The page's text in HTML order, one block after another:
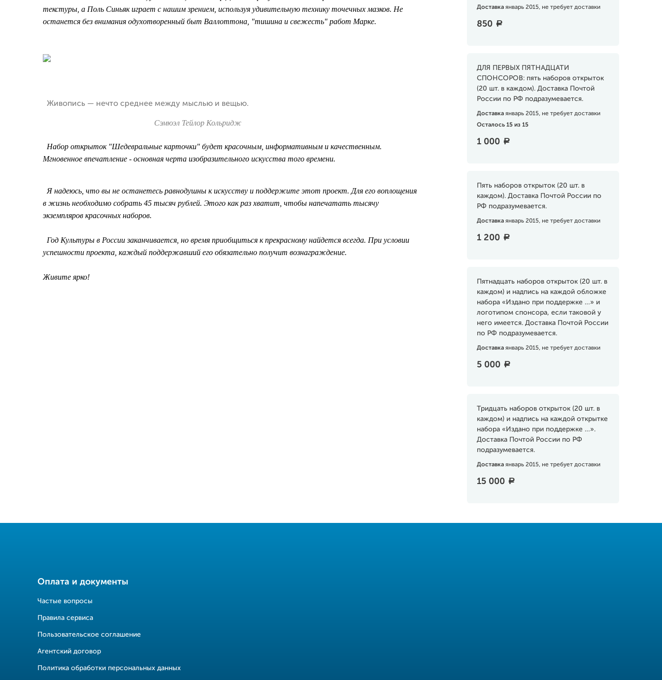
Доставка январь 2015, не требует доставки
850 a
ДЛЯ ПЕРВЫХ ПЯТНАДЦАТИ
СПОНСОРОВ: пять наборов открыток
(20 шт. в каждом). Доставка Почтой
России по РФ подразумевается.
Доставка январь 2015, не требует доставки
Осталось 15 из 15
1 000 a
Пять наборов открыток (20 шт. в
каждом). Доставка Почтой России по
РФ подразумевается.
Доставка январь 2015, не требует доставки
1 200 a
Пятнадцать наборов открыток (20 шт. в
каждом) и надпись на каждой обложке
набора «Издано при поддержке …» и
логотипом спонсора, если таковой у
него имеется. Доставка Почтой России
по РФ подразумевается.
Доставка январь 2015, не требует доставки
5 000 a
Тридцать наборов открыток (20 шт. в
каждом) и надпись на каждой открытке
набора «Издано при поддержке …».
Доставка Почтой России по РФ
подразумевается.
Доставка январь 2015, не требует доставки
15 000 a
текстуры, а Поль Синьяк играет с нашим зрением, используя удивительную технику точечных мазков. Не
останется без внимания одухотворенный быт Валлоттона, "тишина и свежесть" работ Марке.
Живопись — нечто среднее между мыслью и вещью.
Сэмюэл Тейлор Кольридж
Набор открыток "Шедевральные карточки" будет красочным, информативным и качественным.
Мгновенное впечатление - основная черта изобразительного искусства того времени.
Я надеюсь, что вы не останетесь равнодушны к искусству и поддержите этот проект. Для его воплощения
в жизнь необходимо собрать 45 тысяч рублей. Этого как раз хватит, чтобы напечатать тысячу
экземпляров красочных наборов.
Год Культуры в России заканчивается, но время приобщиться к прекрасному найдется всегда. При условии
успешности проекта, каждый поддержавший его обязательно получит вознаграждение.
Живите ярко!
Оплата и документы
Частые вопросы
Правила сервиса
Пользовательское соглашение
Агентский договор
Политика обработки персональных данных